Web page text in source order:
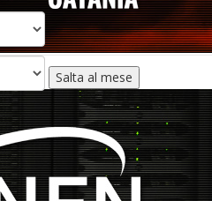
Salta al mese